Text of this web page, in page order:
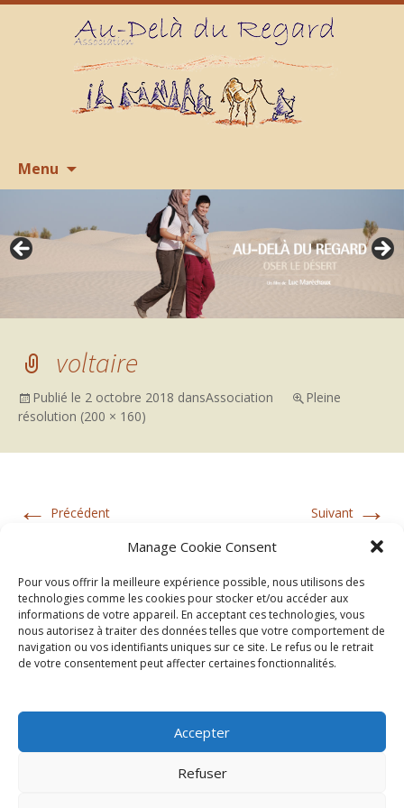
Manage Cookie Consent
Pour vous offrir la meilleure expérience possible, nous utilisons des
technologies comme les cookies pour stocker et/ou accéder aux
informations de votre appareil. En acceptant ces technologies, vous
nous autorisez à traiter des données telles que votre comportement de
navigation ou vos identifiants uniques sur ce site. Le refus ou le retrait
de votre consentement peut affecter certaines fonctionnalités.
Accepter
Refuser
Menu
contenu
voltaire
Publié le 2 octobre 2018 dansAssociation
Pleine
résolution (200 × 160)
← Précédent Suivant →